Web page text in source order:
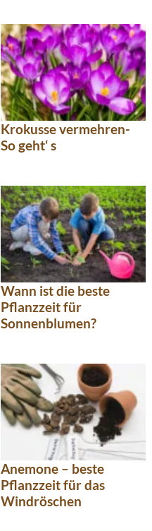
Krokusse vermehren-
So geht‘ s
Wann ist die beste
Pflanzzeit für
Sonnenblumen?
Anemone – beste
Pflanzzeit für das
Windröschen